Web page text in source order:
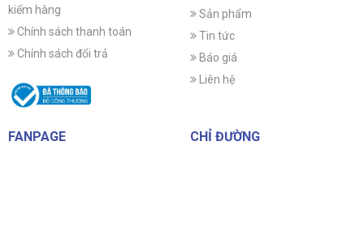
kiểm hàng
Chính sách thanh toán
Chính sách đổi trả
Sản phẩm
Tin tức
Báo giá
Liên hệ
FANPAGE CHỈ ĐƯỜNG